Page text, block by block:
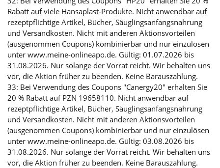
Rabatt auf viele Hansaplast-Produkte. Nicht anwendbar auf
rezeptpflichtige Artikel, Bücher, Säuglingsanfangsnahrung
und Versandkosten. Nicht mit anderen Aktionsvorteilen
(ausgenommen Coupons) kombinierbar und nur einzulösen
unter www.meine-onlineapo.de. Gültig: 01.07.2026 bis
31.08.2026. Nur solange der Vorrat reicht. Wir behalten uns
vor, die Aktion früher zu beenden. Keine Barauszahlung.
33: Bei Verwendung des Coupons "Canergy20" erhalten Sie
20 % Rabatt auf PZN 19658110. Nicht anwendbar auf
rezeptpflichtige Artikel, Bücher, Säuglingsanfangsnahrung
und Versandkosten. Nicht mit anderen Aktionsvorteilen
(ausgenommen Coupons) kombinierbar und nur einzulösen
unter www.meine-onlineapo.de. Gültig: 03.08.2026 bis
31.08.2026. Nur solange der Vorrat reicht. Wir behalten uns
vor, die Aktion früher zu beenden. Keine Barauszahlung.